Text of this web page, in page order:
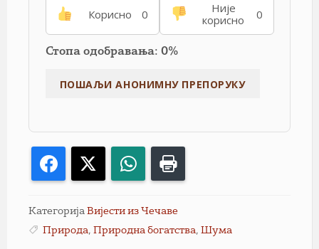
Корисно 0
Није
корисно
0
Стопа одобравања: 0%
Facebook WhatsApp
Категорија Вијести из Чечаве
Природа, Природна богатства, Шума